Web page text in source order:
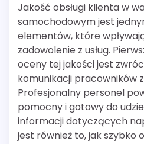
Jakość obsługi klienta w
samochodowym jest
elementów, które
zadowolenie z usług.
oceny tej jakości jest
komunikacji pracowników
Profesjonalny personel
pomocny i gotowy do
informacji dotyczących
jest również to, jak szybko